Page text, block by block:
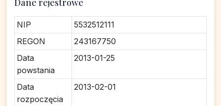
Dane rejestrowe
NIP
5532512111
REGON
243167750
Data
powstania
2013-01-25
Data
rozpoczęcia
2013-02-01